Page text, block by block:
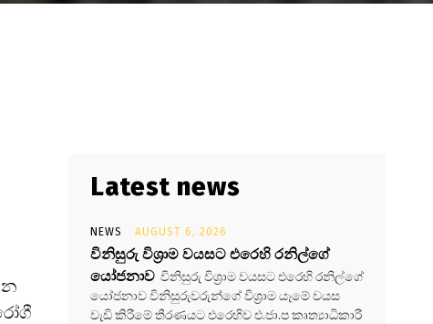
Latest news
NEWS AUGUST 6, 2026
විනිසුරු විශ්‍රාම වයසට එරෙහි රනිල්ගේ
යෝජනාව විනිසුරු විශ්‍රාම වයසට එරෙහි රනිල්ගේ
යෝජනාව විනිසුරුවරුන්ගේ විශ්‍රාම යෑමේ වයස
වැඩි කිරීමේ තීරණයට එරෙහිව එ.ජා.ප කෘත්‍යාධිකාරී